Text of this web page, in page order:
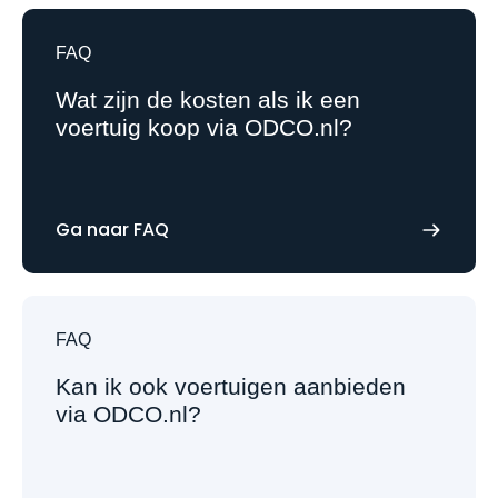
FAQ
Wat zijn de kosten als ik een
voertuig koop via ODCO.nl?
Ga naar FAQ
FAQ
Kan ik ook voertuigen aanbieden
via ODCO.nl?